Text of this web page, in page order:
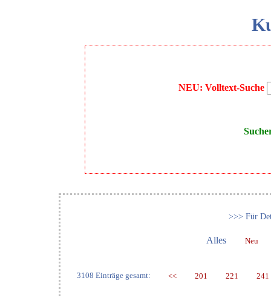
NEU: Volltext-Suche
>>> Für
Alles Neu
3108 Einträge gesamt: << 201 221 241